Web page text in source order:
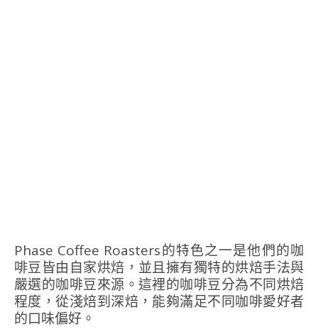
Phase Coffee Roasters的特色之一是他們的咖
啡豆皆由自家烘焙，並且擁有獨特的烘焙手法與
嚴選的咖啡豆來源。這裡的咖啡豆分為不同烘焙
程度，從淺焙到深焙，能夠滿足不同咖啡愛好者
的口味偏好。